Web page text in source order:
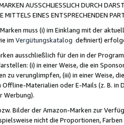
AUSSCHLIESSLICH DURCH
MITTELS EINES ENTSPRECHENDEN
muss (i) im Einklang mit der
im Vergütungskatalog definiert)
ausschließlich für den in der
(i) in einer Weise, die ein
zu verunglimpfen, (iii) in einer Weise,
Materialien oder E-Mails (z. B. in
Werbung).
Bilder der Amazon-Marken zur
nicht die Proportionen,